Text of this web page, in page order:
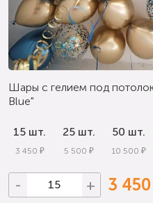
Шары с гелием под
Blue"
15 шт.
3 450 ₽
25 шт.
5 500 ₽
50 шт.
10 500 ₽
- + 3